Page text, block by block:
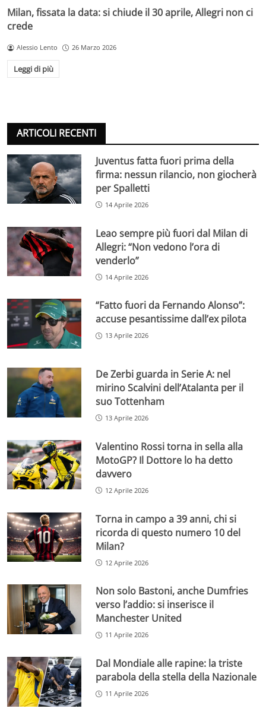
Milan, fissata la data: si chiude il 30 aprile, Allegri non ci
crede
Alessio Lento 26 Marzo 2026
Leggi di più
ARTICOLI RECENTI
Juventus fatta fuori prima della
firma: nessun rilancio, non giocherà
per Spalletti
14 Aprile 2026
Leao sempre più fuori dal Milan di
Allegri: “Non vedono l’ora di
venderlo”
14 Aprile 2026
“Fatto fuori da Fernando Alonso”:
accuse pesantissime dall’ex pilota
13 Aprile 2026
De Zerbi guarda in Serie A: nel
mirino Scalvini dell’Atalanta per il
suo Tottenham
13 Aprile 2026
Valentino Rossi torna in sella alla
MotoGP? Il Dottore lo ha detto
davvero
12 Aprile 2026
Torna in campo a 39 anni, chi si
ricorda di questo numero 10 del
Milan?
12 Aprile 2026
Non solo Bastoni, anche Dumfries
verso l’addio: si inserisce il
Manchester United
11 Aprile 2026
Dal Mondiale alle rapine: la triste
parabola della stella della Nazionale
11 Aprile 2026